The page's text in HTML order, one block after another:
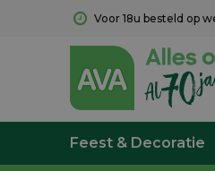
Voor 18u besteld op
Feest & Decoratie